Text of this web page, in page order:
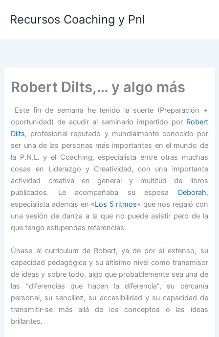
Recursos Coaching y Pnl
Robert Dilts,… y algo más
Este fin de semana he tenido la suerte (Preparación +
oportunidad) de acudir al seminario impartido por Robert
Dilts, profesional reputado y mundialmente conocido por
ser una de las personas más importantes en el mundo de
la P.N.L. y el Coaching, especialista entre otras muchas
cosas en Liderazgo y Creatividad, con una importante
actividad creativa en general y multitud de libros
publicados. Le acompañaba su esposa Deborah,
especialista además en «Los 5 ritmos» que nos regaló con
una sesión de danza a la que no puede asistir pero de la
que tengo estupendas referencias.
Únase al curriculum de Robert, ya de por sí extenso, su
capacidad pedagógica y su altísimo nivel como transmisor
de ideas y sobre todo, algo que probablemente sea una de
las “diferencias que hacen la diferencia”, su cercanía
personal, su sencillez, su accesibilidad y su capacidad de
transmitir-se más allá de los conceptos o las ideas
brillantes.